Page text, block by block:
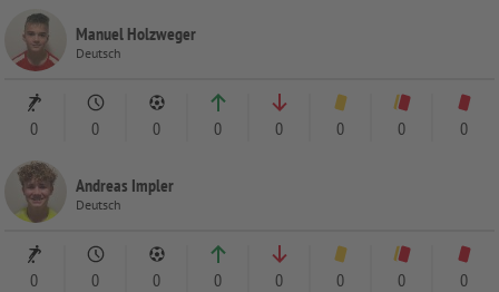
Manuel Holzweger
Deutsch
0 0 0 0 0 0 0 0
Andreas Impler
Deutsch
0 0 0 0 0 0 0 0